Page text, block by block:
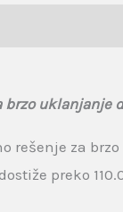
brzo
rešenje za
preko